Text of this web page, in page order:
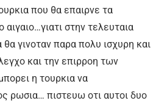
που θα επαιρνε τα
αιγαιο…γιατι στην τελευταια
γινοταν παρα πολυ ισχυρη και
και την επιρροη των
η τουρκια να
ρωσια… πιστευω οτι αυτοι δυο